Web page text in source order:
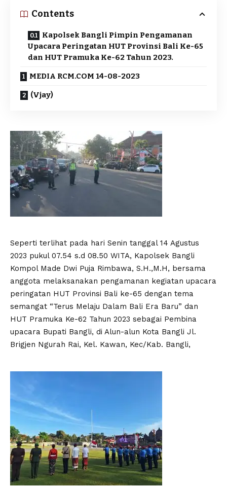
Contents
Kapolsek Bangli Pimpin Pengamanan
Upacara Peringatan HUT Provinsi Bali Ke-65
dan HUT Pramuka Ke-62 Tahun 2023.
MEDIA RCM.COM 14-08-2023
(Vjay)
Seperti terlihat pada hari Senin tanggal 14 Agustus
2023 pukul 07.54 s.d 08.50 WITA, Kapolsek Bangli
Kompol Made Dwi Puja Rimbawa, S.H.,M.H, bersama
anggota melaksanakan pengamanan kegiatan upacara
peringatan HUT Provinsi Bali ke-65 dengan tema
semangat “Terus Melaju Dalam Bali Era Baru” dan
HUT Pramuka Ke-62 Tahun 2023 sebagai Pembina
upacara Bupati Bangli, di Alun-alun Kota Bangli Jl.
Brigjen Ngurah Rai, Kel. Kawan, Kec/Kab. Bangli,